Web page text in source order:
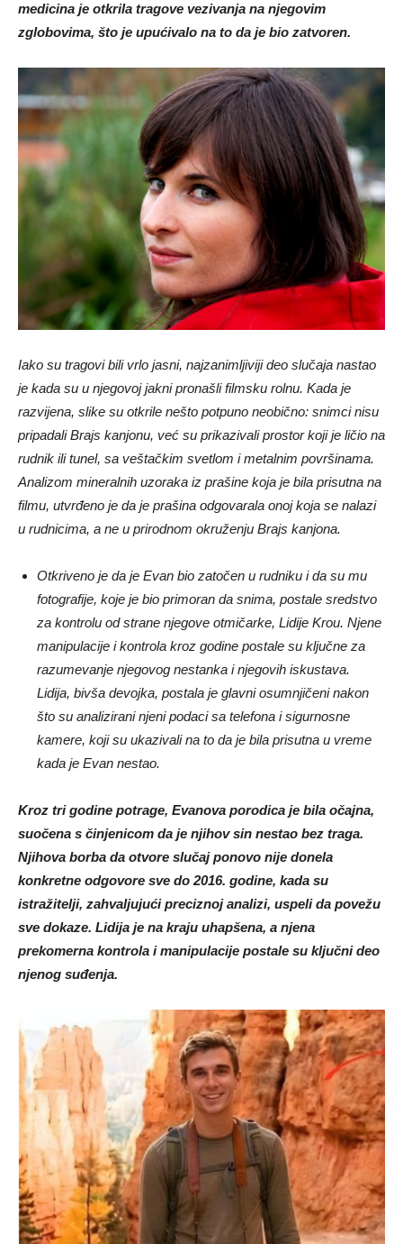
zglobovima, što je upućivalo na to da je bio zatvoren.
je kada su u njegovoj jakni pronašli filmsku rolnu. Kada je
razvijena, slike su otkrile nešto potpuno neobično: snimci nisu
pripadali Brajs kanjonu, već su prikazivali prostor koji je ličio na
rudnik ili tunel, sa veštačkim svetlom i metalnim površinama.
Analizom mineralnih uzoraka iz prašine koja je bila prisutna na
filmu, utvrđeno je da je prašina odgovarala onoj koja se nalazi
u rudnicima, a ne u prirodnom okruženju Brajs kanjona.
fotografije, koje je bio primoran da snima, postale sredstvo
za kontrolu od strane njegove otmičarke, Lidije Krou. Njene
manipulacije i kontrola kroz godine postale su ključne za
razumevanje njegovog nestanka i njegovih iskustava.
Lidija, bivša devojka, postala je glavni osumnjičeni nakon
što su analizirani njeni podaci sa telefona i sigurnosne
kamere, koji su ukazivali na to da je bila prisutna u vreme
kada je Evan nestao.
suočena s činjenicom da je njihov sin nestao bez traga.
Njihova borba da otvore slučaj ponovo nije donela
konkretne odgovore sve do 2016. godine, kada su
istražitelji, zahvaljujući preciznoj analizi, uspeli da povežu
sve dokaze. Lidija je na kraju uhapšena, a njena
prekomerna kontrola i manipulacije postale su ključni deo
njenog suđenja.